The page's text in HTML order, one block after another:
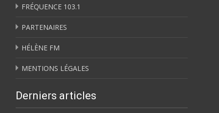
FRÉQUENCE 103.1
PARTENAIRES
HÉLÈNE FM
MENTIONS LÉGALES
Derniers articles